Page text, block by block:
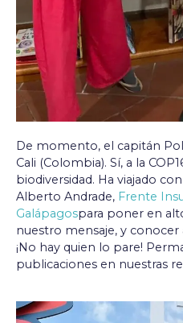
De momento, el capitán
Cali (Colombia). Sí, a la
biodiversidad. Ha viajado
Alberto Andrade, Frente
Galápagospara poner en
nuestro mensaje, y conocer
¡No hay quien lo pare!
publicaciones en nuestras